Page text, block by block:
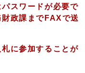
スワードが必要で
政課までFAXで送
に参加することが